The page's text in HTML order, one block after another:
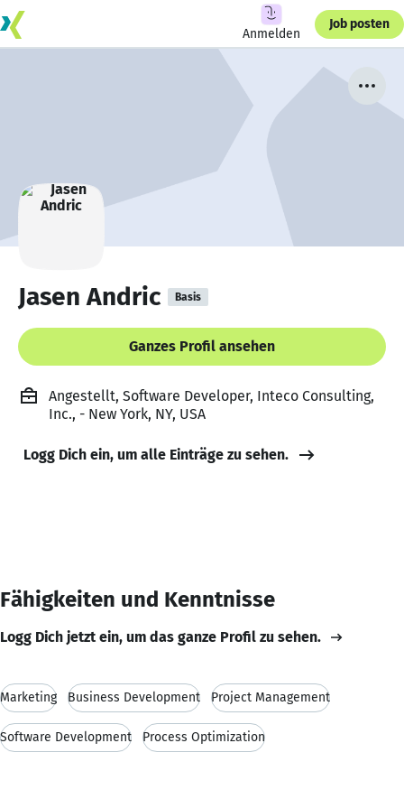
Anmelden
Job posten
Jasen Andric Basis
Ganzes Profil ansehen
Angestellt, Software Developer, Inteco Consulting,
Inc., - New York, NY, USA
Logg Dich ein, um alle Einträge zu sehen.
Fähigkeiten und Kenntnisse
Logg Dich jetzt ein, um das ganze Profil zu sehen.
Marketing Business Development Project Management
Software Development Process Optimization